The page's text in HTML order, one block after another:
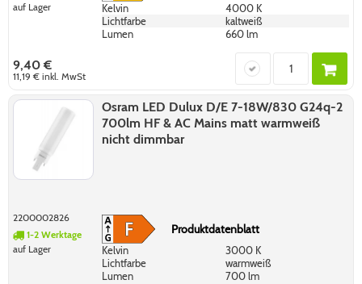
auf Lager
Kelvin
4000 K
Lichtfarbe
kaltweiß
Lumen
660 lm
9,40 €
11,19 €inkl. MwSt
Osram LED Dulux D/E 7-18W/830 G24q-2
700lm HF & AC Mains matt warmweiß
nicht dimmbar
2200002826
1-2 Werktage
auf Lager
Produktdatenblatt
Kelvin
3000 K
Lichtfarbe
warmweiß
Lumen
700 lm